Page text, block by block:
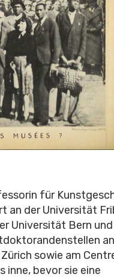
für
an der Universität
Universität Bern
sowie am
inne, bevor sie eine